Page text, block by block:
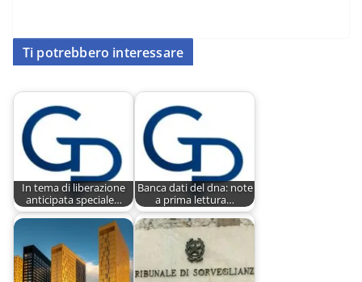
Ti potrebbero interessare
In tema di liberazione
anticipata speciale…
Banca dati del dna: note
a prima lettura…